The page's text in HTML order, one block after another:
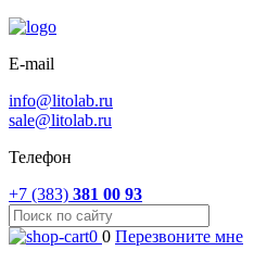
E-mail
info@litolab.ru
sale@litolab.ru
Телефон
+7 (383) 381 00 93
0 0 Перезвоните мне